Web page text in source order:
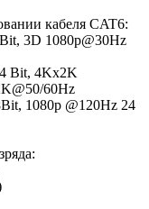
кабеля CAT6:
3D 1080p@30Hz
Bit, 4Kx2K
60Hz
1080p @120Hz 24